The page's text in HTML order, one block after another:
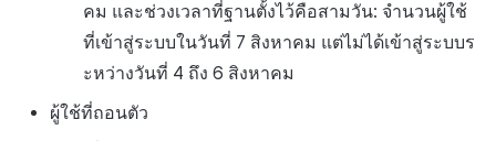
คม และช่วงเวลาที่ฐานตั้งไว้คือสามวัน: จำนวนผู้ใช้
ที่เข้าสู่ระบบในวันที่ 7 สิงหาคม แต่ไม่ได้เข้าสู่ระบบร
ะหว่างวันที่ 4 ถึง 6 สิงหาคม
ผู้ใช้ที่ถอนตัว